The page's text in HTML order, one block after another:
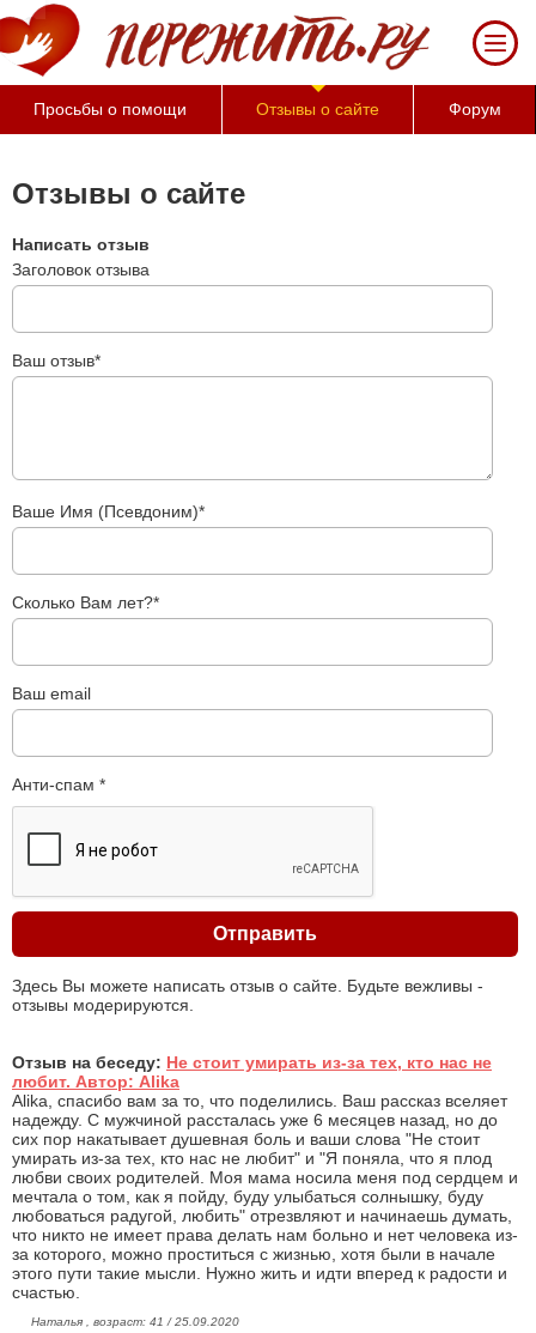
За 50 минут Вы можете оценить
тяжесть своего состояния и его
психологические причины
(бесплатно)
Просьбы о помощи Отзывы о сайте Форум
Отзывы о сайте
Написать отзыв
Заголовок отзыва
Ваш отзыв*
Ваше Имя (Псевдоним)*
Сколько Вам лет?*
Ваш email
Анти-спам *
Здесь Вы можете написать отзыв о сайте. Будьте вежливы -
отзывы модерируются.
Отзыв на беседу: Не стоит умирать из-за тех, кто нас не
любит. Автор: Alika
Alika, спасибо вам за то, что поделились. Ваш рассказ вселяет
надежду. С мужчиной рассталась уже 6 месяцев назад, но до
сих пор накатывает душевная боль и ваши слова "Не стоит
умирать из-за тех, кто нас не любит" и "Я поняла, что я плод
любви своих родителей. Моя мама носила меня под сердцем и
мечтала о том, как я пойду, буду улыбаться солнышку, буду
любоваться радугой, любить" отрезвляют и начинаешь думать,
что никто не имеет права делать нам больно и нет человека из-
за которого, можно проститься с жизнью, хотя были в начале
этого пути такие мысли. Нужно жить и идти вперед к радости и
счастью.
Наталья , возраст: 41 / 25.09.2020